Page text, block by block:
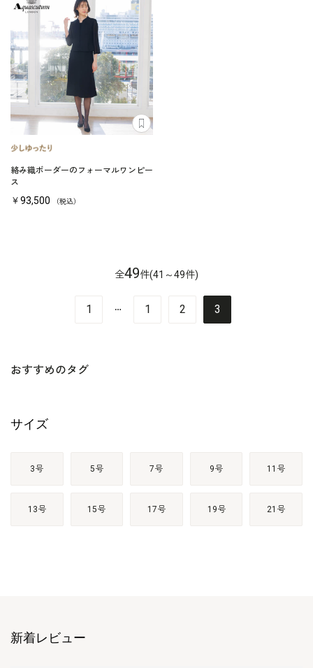
絡み織ボーダーのフォーマルワンピー
ス
￥93,500 （税込）
全49件(41～49件)
1 1 2 3
おすすめのタグ
サイズ
3号 5号 7号 9号 11号
13号 15号 17号 19号 21号
新着レビュー